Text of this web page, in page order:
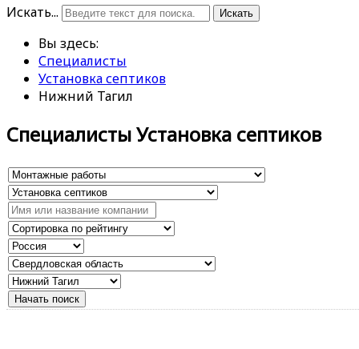
Искать...
Искать
Вы здесь:
Специалисты
Установка септиков
Нижний Тагил
Специалисты Установка септиков